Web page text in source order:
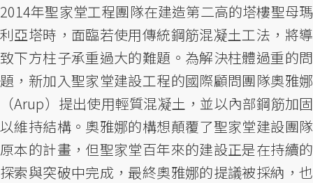
2014年聖家堂工程團隊在建造第二高的塔樓聖母瑪
利亞塔時，面臨若使用傳統鋼筋混凝土工法，將導
致下方柱子承重過大的難題。為解決柱體過重的問
題，新加入聖家堂建設工程的國際顧問團隊奧雅娜
（Arup）提出使用輕質混凝土，並以內部鋼筋加固
以維持結構。奧雅娜的構想顛覆了聖家堂建設團隊
原本的計畫，但聖家堂百年來的建設正是在持續的
探索與突破中完成，最終奧雅娜的提議被採納，也